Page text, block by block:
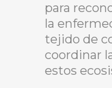
para
la
tejido de
coordinar
estos